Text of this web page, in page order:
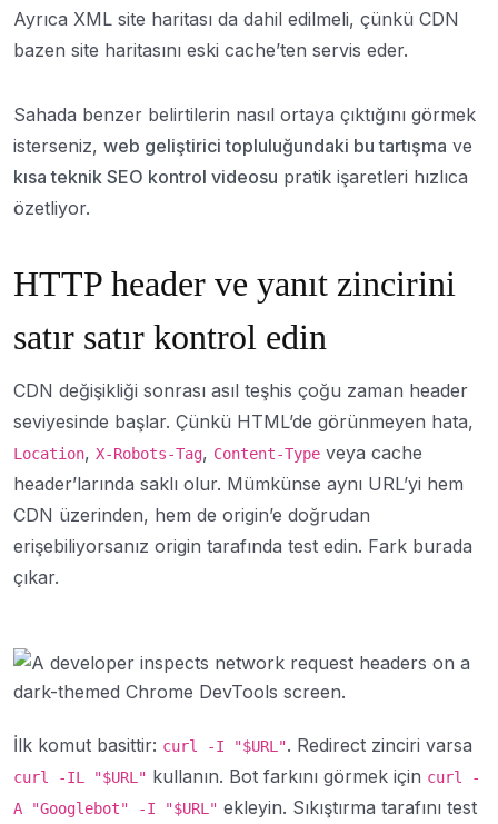
Ayrıca XML site haritası da dahil edilmeli, çünkü CDN
bazen site haritasını eski cache’ten servis eder.
Sahada benzer belirtilerin nasıl ortaya çıktığını görmek
isterseniz, web geliştirici topluluğundaki bu tartışma ve
kısa teknik SEO kontrol videosu pratik işaretleri hızlıca
özetliyor.
HTTP header ve yanıt zincirini
satır satır kontrol edin
CDN değişikliği sonrası asıl teşhis çoğu zaman header
seviyesinde başlar. Çünkü HTML’de görünmeyen hata,
Location, X-Robots-Tag, Content-Type veya cache
header’larında saklı olur. Mümkünse aynı URL’yi hem
CDN üzerinden, hem de origin’e doğrudan
erişebiliyorsanız origin tarafında test edin. Fark burada
çıkar.
İlk komut basittir: curl -I "$URL". Redirect zinciri varsa
curl -IL "$URL" kullanın. Bot farkını görmek için curl -
A "Googlebot" -I "$URL" ekleyin. Sıkıştırma tarafını test